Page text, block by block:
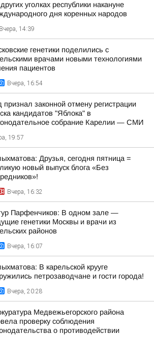
уголках республики накануне
дня коренных народов
Вчера, 14:39
генетики поделились с
врачами новыми технологиями
пациентов
Вчера, 16:54
признал законной отмену регистрации
кандидатов "Яблока" в
собрание Карелии — СМИ
19:57
Друзья, сегодня пятница =
новый выпуск блога «Без
Вчера, 16:32
Парфенчиков: В одном зале —
генетики Москвы и врачи из
районов
Вчера, 16:07
В карельской крууге
петрозаводчане и гости города!
Вчера, 20:28
Медвежьегорского района
проверку соблюдения
о противодействии